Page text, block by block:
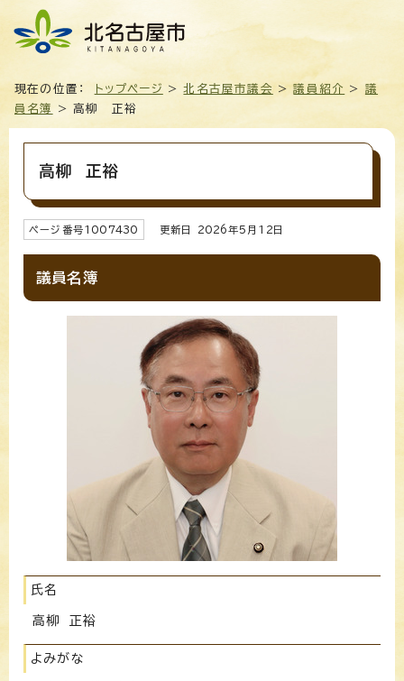
現在の位置： トップページ >北名古屋市議会 >議員紹介 > 議
員名簿
> 高柳 正裕
高柳 正裕
ページ番号1007430 更新日 2026年5月 12 日
議員名簿
氏名
高柳 正裕
よみがな